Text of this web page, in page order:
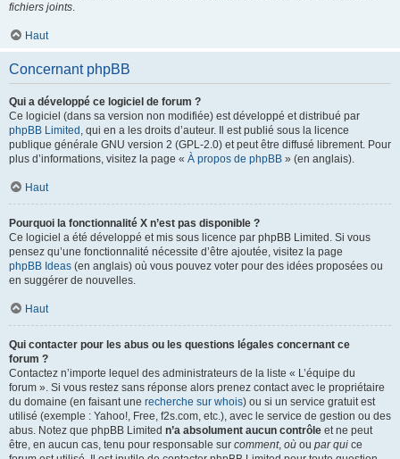
fichiers joints.
Haut
Concernant phpBB
Qui a développé ce logiciel de forum ?
Ce logiciel (dans sa version non modifiée) est développé et distribué par
phpBB Limited , qui en a les droits d’auteur. Il est publié sous la licence
publique générale GNU version 2 (GPL-2.0) et peut être diffusé librement. Pour
plus d’informations, visitez la page « À propos de phpBB » (en anglais).
Haut
Pourquoi la fonctionnalité X n’est pas disponible ?
Ce logiciel a été développé et mis sous licence par phpBB Limited. Si vous
pensez qu’une fonctionnalité nécessite d’être ajoutée, visitez la page
phpBB Ideas (en anglais) où vous pouvez voter pour des idées proposées ou
en suggérer de nouvelles.
Haut
Qui contacter pour les abus ou les questions légales concernant ce
forum ?
Contactez n’importe lequel des administrateurs de la liste « L’équipe du
forum ». Si vous restez sans réponse alors prenez contact avec le propriétaire
du domaine (en faisant une recherche sur whois) ou si un service gratuit est
utilisé (exemple : Yahoo!, Free, f2s.com, etc.), avec le service de gestion ou des
abus. Notez que phpBB Limited n’a absolument aucun contrôle et ne peut
être, en aucun cas, tenu pour responsable sur comment, où ou par qui ce